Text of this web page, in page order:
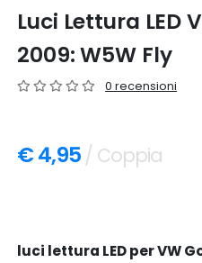
Luci Lettura LED
2009: W5W Fly
0 recensioni
€ 4,95 / Coppia
luci lettura LED per VW